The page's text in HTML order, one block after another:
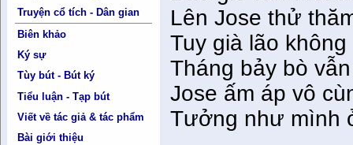
Truyện cổ tích - Dân gian
Biên khảo
Ký sự
Tùy bút - Bút ký
Tiểu luận - Tạp bút
Viết về tác giả & tác phẩm
Bài giới thiệu
Lên Jose thử
Tuy già lão
Tháng bảy bò
Jose ấm áp vô
Tưởng như mình